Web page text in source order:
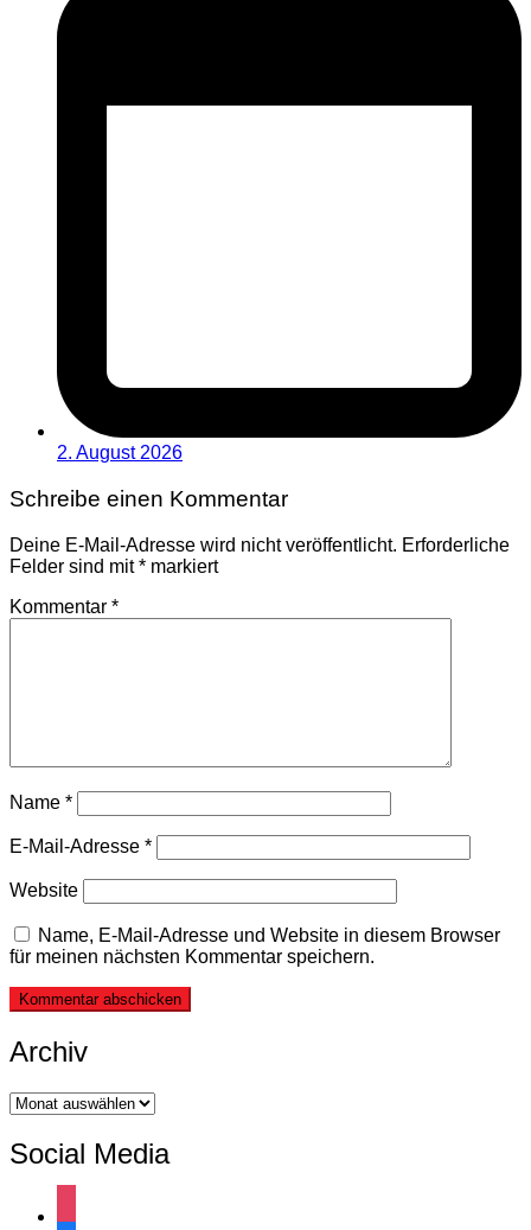
2. August 2026
Schreibe einen Kommentar
Deine E-Mail-Adresse wird nicht veröffentlicht. Erforderliche
Felder sind mit* markiert
Kommentar *
Name *
E-Mail-Adresse *
Website
Name, E-Mail-Adresse und Website in diesem Browser
für meinen nächsten Kommentar speichern.
Archiv
Archiv
Social Media